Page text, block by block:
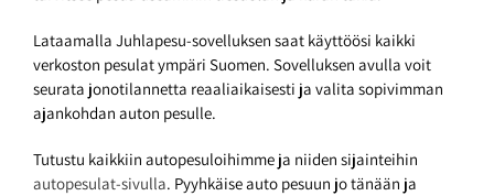
Lataamalla Juhlapesu-sovelluksen saat käyttöösi kaikki
verkoston pesulat ympäri Suomen. Sovelluksen avulla voit
seurata jonotilannetta reaaliaikaisesti ja valita sopivimman
ajankohdan auton pesulle.
Tutustu kaikkiin autopesuloihimme ja niiden sijainteihin
autopesulat-sivulla. Pyyhkäise auto pesuun jo tänään ja